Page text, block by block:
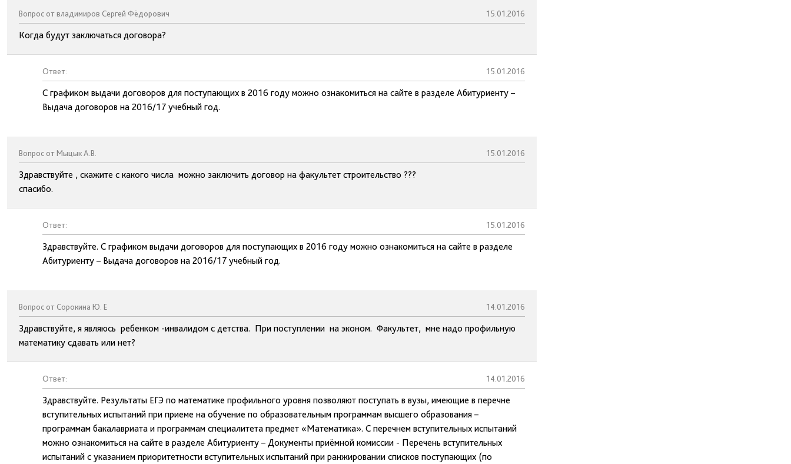
Вопрос от владимиров Сергей Фёдорович 15.01.2016
Когда будут заключаться договора?
Ответ: 15.01.2016
С графиком выдачи договоров для поступающих в 2016 году можно ознакомиться на сайте в разделе Абитуриенту –
Выдача договоров на 2016/17 учебный год.
Вопрос от Мыцык А.В. 15.01.2016
Здравствуйте , скажите с какого числа можно заключить договор на факультет строительство ???
спасибо.
Ответ: 15.01.2016
Здравствуйте. С графиком выдачи договоров для поступающих в 2016 году можно ознакомиться на сайте в разделе
Абитуриенту – Выдача договоров на 2016/17 учебный год.
Вопрос от Сорокина Ю. Е 14.01.2016
Здравствуйте, я являюсь ребенком -инвалидом с детства. При поступлении на эконом. Факультет, мне надо профильную
математику сдавать или нет?
Ответ: 14.01.2016
Здравствуйте. Результаты ЕГЭ по математике профильного уровня позволяют поступать в вузы, имеющие в перечне
вступительных испытаний при приеме на обучение по образовательным программам высшего образования –
программам бакалавриата и программам специалитета предмет «Математика». С перечнем вступительных испытаний
можно ознакомиться на сайте в разделе Абитуриенту – Документы приёмной комиссии - Перечень вступительных
испытаний с указанием приоритетности вступительных испытаний при ранжировании списков поступающих (по